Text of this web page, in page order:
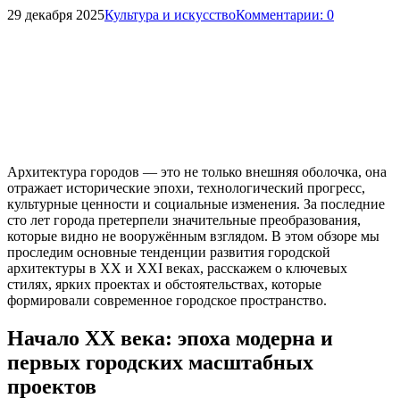
29 декабря 2025Культура и искусствоКомментарии: 0
Архитектура городов — это не только внешняя оболочка, она
отражает исторические эпохи, технологический прогресс,
культурные ценности и социальные изменения. За последние
сто лет города претерпели значительные преобразования,
которые видно не вооружённым взглядом. В этом обзоре мы
проследим основные тенденции развития городской
архитектуры в XX и XXI веках, расскажем о ключевых
стилях, ярких проектах и обстоятельствах, которые
формировали современное городское пространство.
Начало XX века: эпоха модерна и
первых городских масштабных
проектов